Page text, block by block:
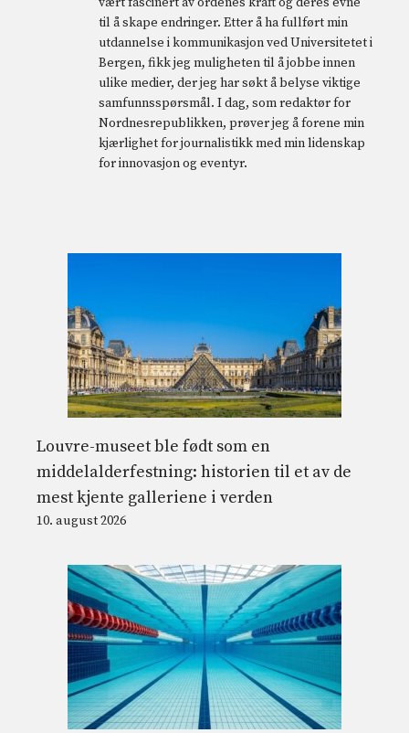
til å skape endringer. Etter å ha fullført min
utdannelse i kommunikasjon ved Universitetet i
Bergen, fikk jeg muligheten til å jobbe innen
ulike medier, der jeg har søkt å belyse viktige
samfunnsspørsmål. I dag, som redaktør for
Nordnesrepublikken, prøver jeg å forene min
kjærlighet for journalistikk med min lidenskap
for innovasjon og eventyr.
Louvre-museet ble født som en
middelalderfestning: historien til et av de
mest kjente galleriene i verden
10. august 2026